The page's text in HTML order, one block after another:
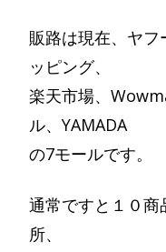
販路は現在、ヤフ
ッピング、
楽天市場、
ル、YAMADA
の7モールです。
通常ですと１０
所、